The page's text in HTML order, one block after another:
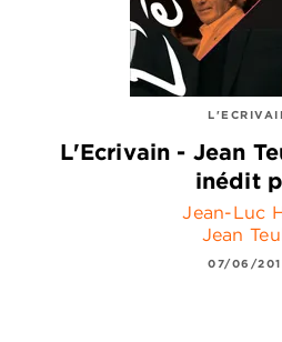
L'Ecrivain - Jean
inédit
Jean-Luc
Jean
07/06/